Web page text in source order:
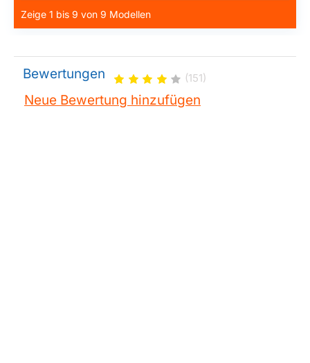
Zeige 1 bis 9 von 9 Modellen
Bewertungen (151)
Neue Bewertung hinzufügen